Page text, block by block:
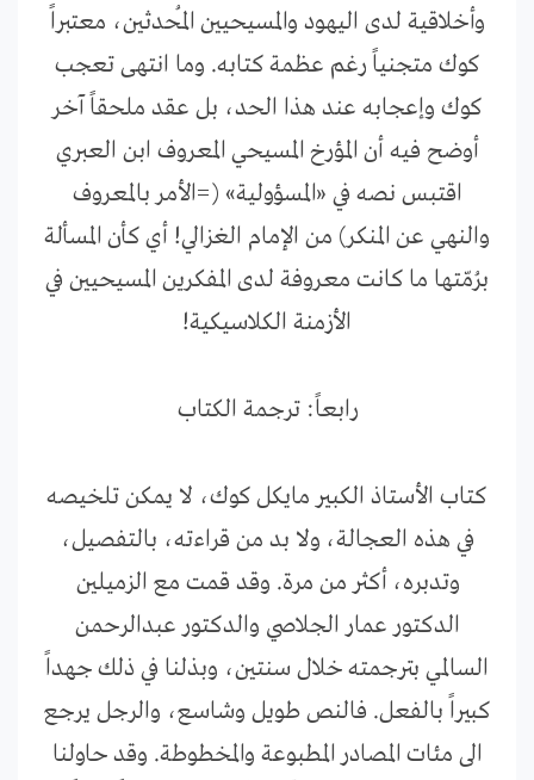
وأخلاقية لدى اليهود والمسيحيين المُحدثين، معتبراً
كوك متجنياً رغم عظمة كتابه. وما انتهى تعجب
كوك وإعجابه عند هذا الحد، بل عقد ملحقاً آخر
أوضح فيه أن المؤرخ المسيحي المعروف ابن العبري
اقتبس نصه في «المسؤولية» (=الأمر بالمعروف
والنهي عن المنكر) من الإمام الغزالي! أي كأن المسألة
برُمّتها ما كانت معروفة لدى المفكرين المسيحيين في
الأزمنة الكلاسيكية!
رابعاً: ترجمة الكتاب
كتاب الأستاذ الكبير مايكل كوك، لا يمكن تلخيصه
في هذه العجالة، ولا بد من قراءته، بالتفصيل،
وتدبره، أكثر من مرة. وقد قمت مع الزميلين
الدكتور عمار الجلاصي والدكتور عبدالرحمن
السالمي بترجمته خلال سنتين، وبذلنا في ذلك جهداً
كبيراً بالفعل. فالنص طويل وشاسع، والرجل يرجع
الى مئات المصادر المطبوعة والمخطوطة. وقد حاولنا